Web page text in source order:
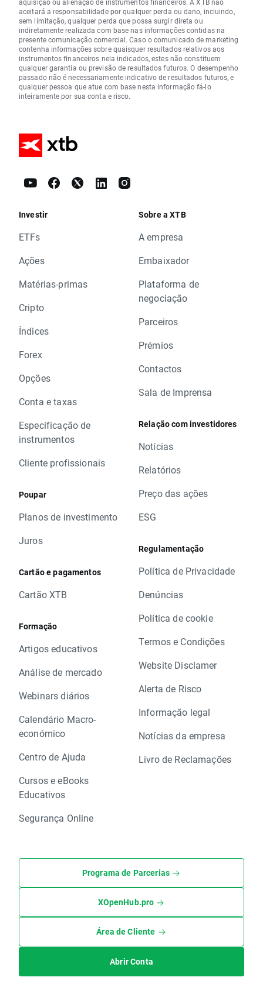
aquisição ou alienação de instrumentos financeiros. A XTB não
aceitará a responsabilidade por qualquer perda ou dano, incluindo,
sem limitação, qualquer perda que possa surgir direta ou
indiretamente realizada com base nas informações contidas na
presente comunicação comercial. Caso o comunicado de marketing
contenha informações sobre quaisquer resultados relativos aos
instrumentos financeiros nela indicados, estes não constituem
qualquer garantia ou previsão de resultados futuros. O desempenho
passado não é necessariamente indicativo de resultados futuros, e
qualquer pessoa que atue com base nesta informação fá-lo
inteiramente por sua conta e risco.
Investir
ETFs
Ações
Matérias-primas
Cripto
Índices
Forex
Opções
Conta e taxas
Especificação de
instrumentos
Cliente profissionais
Poupar
Planos de investimento
Juros
Cartão e pagamentos
Cartão XTB
Formação
Artigos educativos
Análise de mercado
Webinars diários
Calendário Macro-
económico
Centro de Ajuda
Cursos e eBooks
Educativos
Segurança Online
Sobre a XTB
A empresa
Embaixador
Plataforma de
negociação
Parceiros
Prémios
Contactos
Sala de Imprensa
Relação com investidores
Notícias
Relatórios
Preço das ações
ESG
Regulamentação
Política de Privacidade
Denúncias
Política de cookie
Termos e Condições
Website Disclamer
Alerta de Risco
Informação legal
Notícias da empresa
Livro de Reclamações
Programa de Parcerias
XOpenHub.pro
Área de Cliente
Abrir Conta